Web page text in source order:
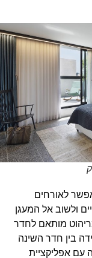
לאורחים
אל המעגן
מותאם לחדר
בין חדר השינה
אפליקציית